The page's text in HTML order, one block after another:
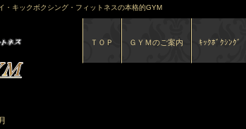
・キックボクシング・フィットネスの本格的GYM
ＴＯＰ ＧＹＭのご案内 ｷｯｸﾎﾞｸｼﾝｸﾞ